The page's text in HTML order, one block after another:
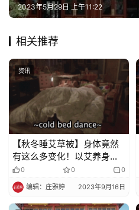
2023年5月29日 上午11:22
相关推荐
资讯
【秋冬睡艾草被】身体竟然
有这么多变化！以艾养身，
驱湿又防螨，3秒蓄热恒温，
一觉到天亮，无需暖床
人！！
0 0 0
编辑：庄雅婷 2023年9月16日